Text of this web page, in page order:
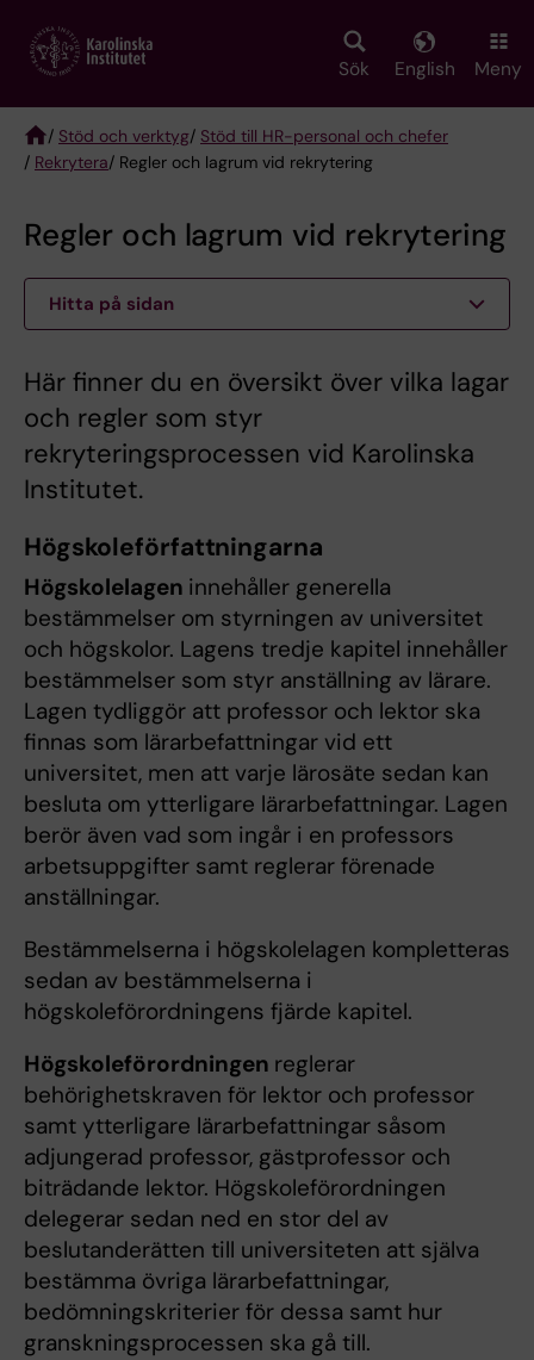
main
Sök English Meny
Breadcrumb
/ Stöd och verktyg/ Stöd till HR-personal och chefer
/ Rekrytera/ Regler och lagrum vid rekrytering
Regler och lagrum vid rekrytering
Hitta på sidan
Här finner du en översikt över vilka lagar
och regler som styr
rekryteringsprocessen vid Karolinska
Institutet.
Högskoleförfattningarna
Högskolelagen innehåller generella
bestämmelser om styrningen av universitet
och högskolor. Lagens tredje kapitel innehåller
bestämmelser som styr anställning av lärare.
Lagen tydliggör att professor och lektor ska
finnas som lärarbefattningar vid ett
universitet, men att varje lärosäte sedan kan
besluta om ytterligare lärarbefattningar. Lagen
berör även vad som ingår i en professors
arbetsuppgifter samt reglerar förenade
anställningar.
Bestämmelserna i högskolelagen kompletteras
sedan av bestämmelserna i
högskoleförordningens fjärde kapitel.
Högskoleförordningen reglerar
behörighetskraven för lektor och professor
samt ytterligare lärarbefattningar såsom
adjungerad professor, gästprofessor och
biträdande lektor. Högskoleförordningen
delegerar sedan ned en stor del av
beslutanderätten till universiteten att själva
bestämma övriga lärarbefattningar,
bedömningskriterier för dessa samt hur
granskningsprocessen ska gå till.